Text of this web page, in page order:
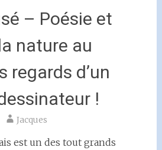
– Poésie et
nature au
regards d’un
!
Jacques
est un des tout grands